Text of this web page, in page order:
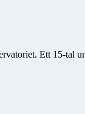
Ett 15-